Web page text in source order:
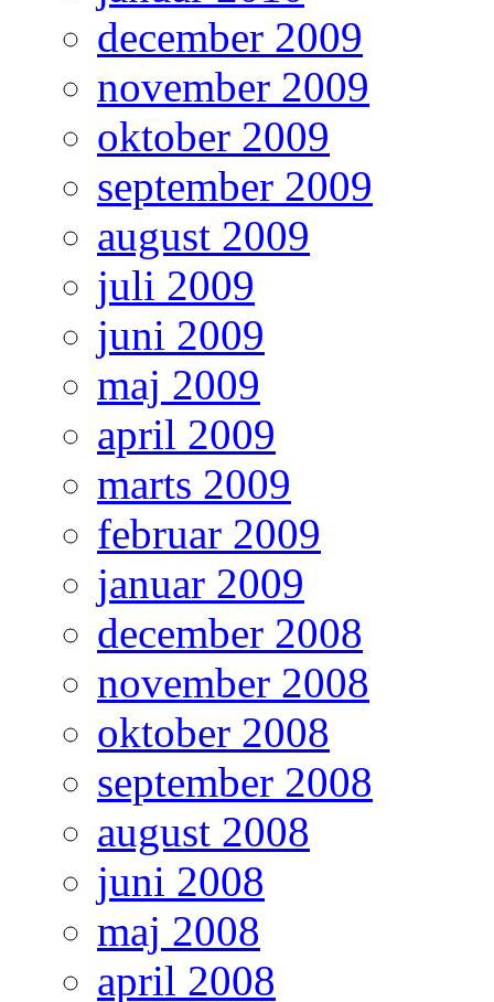
december 2009
november 2009
oktober 2009
september 2009
august 2009
juli 2009
juni 2009
maj 2009
april 2009
marts 2009
februar 2009
januar 2009
december 2008
november 2008
oktober 2008
september 2008
august 2008
juni 2008
maj 2008
april 2008